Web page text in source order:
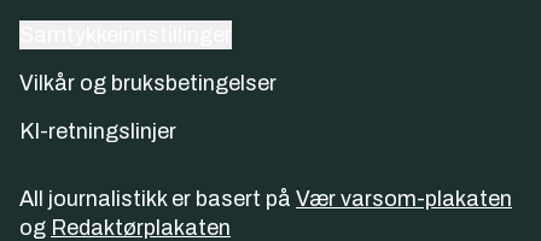
Vilkår og bruksbetingelser
KI-retningslinjer
All journalistikk er basert på Vær varsom-plakaten
og Redaktørplakaten